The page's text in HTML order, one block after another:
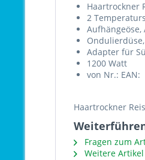
Haartrockner
2
Adapter für
1200 Watt
von Nr.: EAN:
Haartrockner
Fragen zum
Weitere